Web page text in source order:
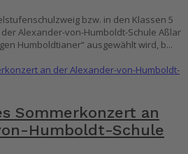
bzw. in den Klassen 5
Alexander-von-Humboldt-Schule Aßlar
Humboldtianer“ ausgewählt wird, b...
Sommerkonzert an
Humboldt-Schule